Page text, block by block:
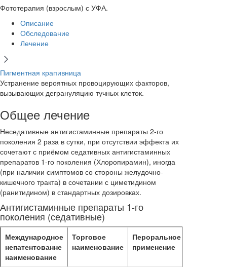
Фототерапия (взрослым) с УФА.
Описание
Обследование
Лечение
Пигментная крапивница
Устранение вероятных провоцирующих факторов,
вызывающих дегрануляцию тучных клеток.
Общее лечение
Неседативные антигистаминные препараты 2-го
поколения 2 раза в сутки, при отсутствии эффекта их
сочетают с приёмом седативных антигистаминных
препаратов 1-го поколения (Хлоропирамин), иногда
(при наличии симптомов со стороны желудочно-
кишечного тракта) в сочетании с циметидином
(ранитидином) в стандартных дозировках.
Антигистаминные препараты 1-го
поколения (седативные)
Международное
непатентованне
наименование
Торговое
наименование
Пероральное
применение